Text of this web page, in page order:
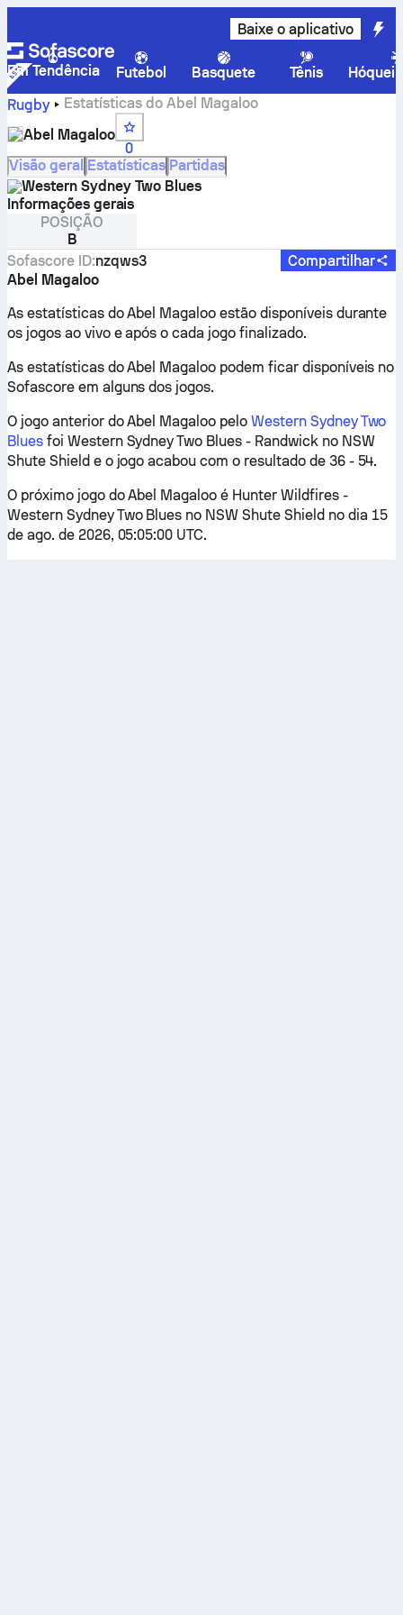
Baixe o aplicativo
Em Tendência Futebol Basquete Tênis
Hóquei
Rugby
Estatísticas do Abel Magaloo
Abel Magaloo
0
Visão geral Estatísticas Partidas
Western Sydney Two Blues
Informações gerais
POSIÇÃO
B
Sofascore ID:nzqws3
Compartilhar
Abel Magaloo
As estatísticas do Abel Magaloo estão disponíveis durante
os jogos ao vivo e após o cada jogo finalizado.
As estatísticas do Abel Magaloo podem ficar disponíveis no
Sofascore em alguns dos jogos.
O jogo anterior do Abel Magaloo pelo Western Sydney Two
Bluesfoi Western Sydney Two Blues - Randwick no NSW
Shute Shield e o jogo acabou com o resultado de 36 - 54.
O próximo jogo do Abel Magaloo é Hunter Wildfires -
Western Sydney Two Blues no NSW Shute Shield no dia 15
de ago. de 2026, 05:05:00 UTC.